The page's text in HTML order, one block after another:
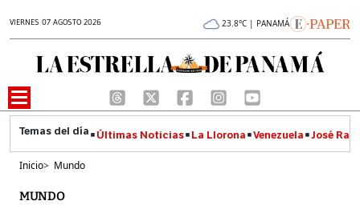
VIERNES 07 AGOSTO 2026 23.8°C | PANAMÁ
Últimas Noticias La Llorona Venezuela José
Inicio> Mundo
MUNDO